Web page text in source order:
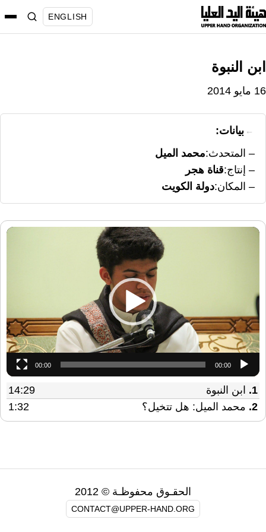
انتقل
إلى
ENGLISH
ابن النبوة
16 مايو 2014
بيانات:
المتحدث محمد الميل
إنتاج قناة هجر
المكان دولة الكويت
مشغل
00:00
00:00
1. ابن النبوة
14:29
2. محمد الميل: هل تتخيل؟ 1:32
الحقـوق محفوظـة © 2012
CONTACT@UPPER-HAND.ORG